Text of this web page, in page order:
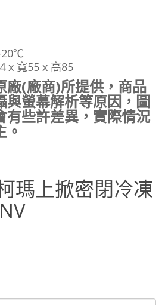
20℃
x 寬55 x 高85
(廠商)所提供，商品
與螢幕解析等原因，圖
有些許差異，實際情況
瑪上掀密閉冷凍